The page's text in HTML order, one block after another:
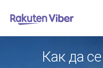
Как да